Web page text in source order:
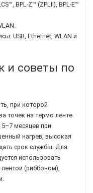
BPL-Z™ (ZPLII), BPL-E™
USB, Ethernet, WLAN и
и советы по
при которой
точек на термо ленте.
месяцев при
нагрев, высокая
срок службы. Для
использовать
(риббоном),